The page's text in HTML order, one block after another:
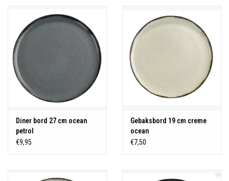
Diner bord 27 cm ocean
petrol
€9,95
Gebaksbord 19 cm creme
ocean
€7,50